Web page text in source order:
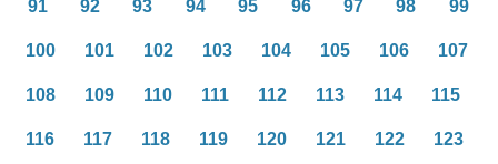
91 92 93 94 95 96 97 98 99
100 101 102 103 104 105 106 107
108 109 110 111 112 113 114 115
116 117 118 119 120 121 122 123